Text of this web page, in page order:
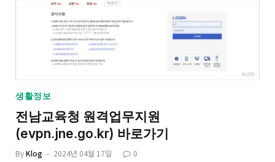
생활정보
전남교육청 원격업무지원
(evpn.jne.go.kr) 바로가기
ByKlog 2024년 04월 17일 0